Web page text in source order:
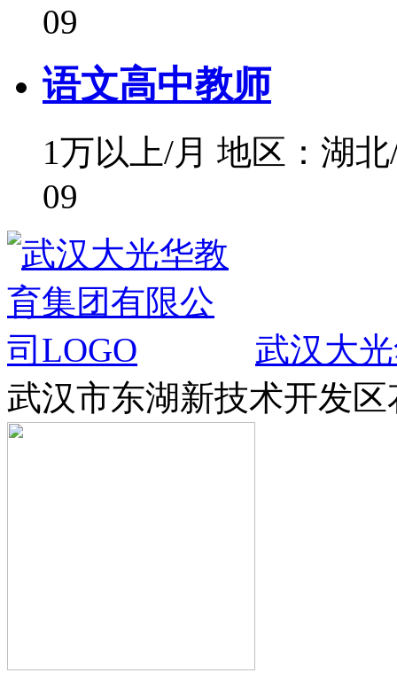
09
语文高中教师
1万以上/月 地区：湖
09
武汉大
武汉市东湖新技术开发